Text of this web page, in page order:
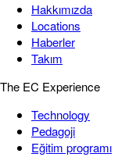
Hakkımızda
Locations
Haberler
Takım
The EC Experience
Technology
Pedagoji
Eğitim programı